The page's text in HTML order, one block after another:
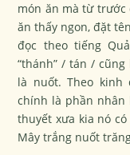
món ăn mà từ trước
ăn thấy ngon, đặt
đọc theo tiếng
“thánh” / tán /
là nuốt. Theo kinh
chính là phần nhân
thuyết xưa kia nó
Mây trắng nuốt